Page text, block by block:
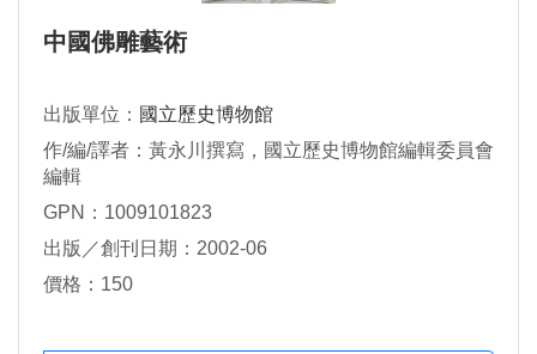
中國佛雕藝術
出版單位： 國立歷史博物館
作/編/譯者：黃永川撰寫，國立歷史博物館編輯委員會
編輯
GPN：1009101823
出版／創刊日期：2002-06
價格：150